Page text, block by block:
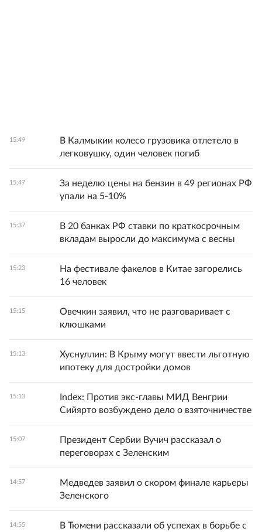
15:49
В Калмыкии колесо грузовика отлетело в
легковушку, один человек погиб
15:47
За неделю цены на бензин в 49 регионах РФ
упали на 5-10%
15:37
В 20 банках РФ ставки по краткосрочным
вкладам выросли до максимума с весны
15:23
На фестивале факелов в Китае загорелись
16 человек
15:15
Овечкин заявил, что не разговаривает с
клюшками
15:13
Хуснуллин: В Крыму могут ввести льготную
ипотеку для достройки домов
15:13
Index: Против экс-главы МИД Венгрии
Сийярто возбуждено дело о взяточничестве
15:07
Президент Сербии Вучич рассказал о
переговорах с Зеленским
14:57
Медведев заявил о скором финале карьеры
Зеленского
14:55
В Тюмени рассказали об успехах в борьбе с